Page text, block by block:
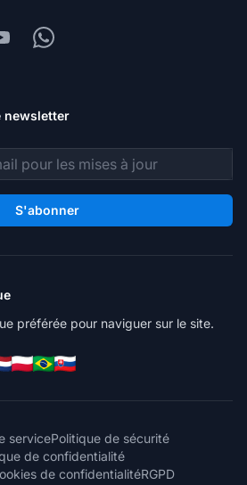
Whatsapp
newsletter
S'abonner
préférée pour naviguer sur le site.
servicePolitique de sécurité
de confidentialité
de confidentialitéRGPD